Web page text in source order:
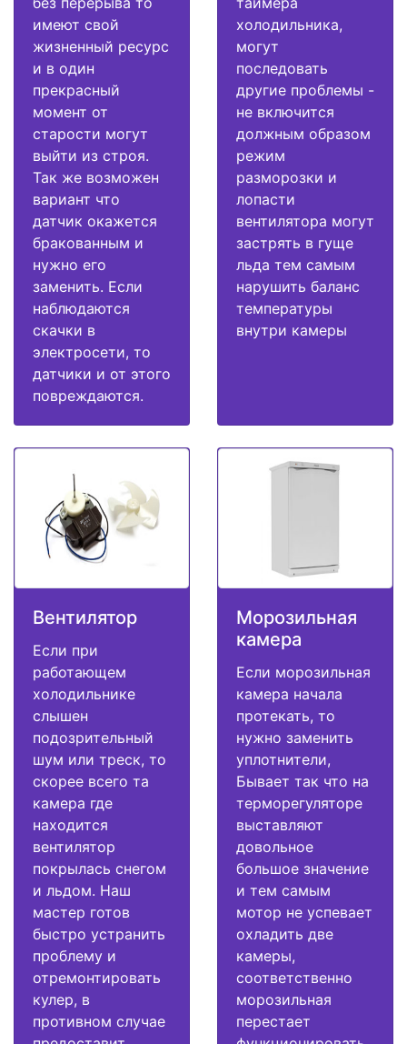
имеют свой
жизненный ресурс
и в один
прекрасный
момент от
старости могут
выйти из строя.
Так же возможен
вариант что
датчик окажется
бракованным и
нужно его
заменить. Если
наблюдаются
скачки в
электросети, то
датчики и от этого
повреждаются.
холодильника,
могут
последовать
другие проблемы -
не включится
должным образом
режим
разморозки и
лопасти
вентилятора могут
застрять в гуще
льда тем самым
нарушить баланс
температуры
внутри камеры
Вентилятор
Если при
работающем
холодильнике
слышен
подозрительный
шум или треск, то
скорее всего та
камера где
находится
вентилятор
покрылась снегом
и льдом. Наш
мастер готов
быстро устранить
проблему и
отремонтировать
кулер, в
противном случае
Морозильная
камера
Если морозильная
камера начала
протекать, то
нужно заменить
уплотнители,
Бывает так что на
терморегуляторе
выставляют
довольное
большое значение
и тем самым
мотор не успевает
охладить две
камеры,
соответственно
морозильная
перестает